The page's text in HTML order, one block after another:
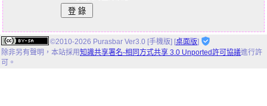
©2010-2026 Purasbar Ver3.0 [手機版] [桌面版]
除非另有聲明， 本站採用知識共享署名-相同方式共享 3.0 Unported許可協議進行許
可。